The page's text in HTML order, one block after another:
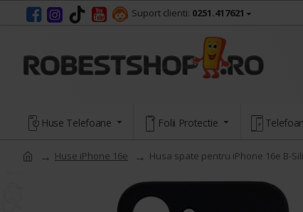
Suport clienti: 0251.417621
Huse Telefoane Folii Protectie
Huse iPhone 16e Husa spate pentru iPhone 16e B-